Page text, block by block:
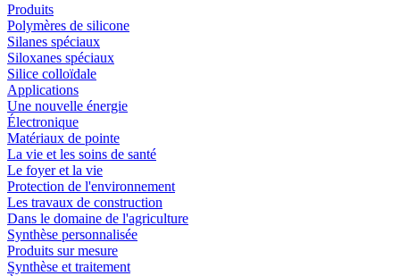
Produits
Polymères de silicone
Silanes spéciaux
Siloxanes spéciaux
Silice colloïdale
Applications
Une nouvelle énergie
Électronique
Matériaux de pointe
La vie et les soins de santé
Le foyer et la vie
Protection de l'environnement
Les travaux de construction
Dans le domaine de l'agriculture
Synthèse personnalisée
Produits sur mesure
Synthèse et traitement